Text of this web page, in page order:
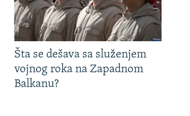
Šta se dešava sa služenjem
vojnog roka na Zapadnom
Balkanu?